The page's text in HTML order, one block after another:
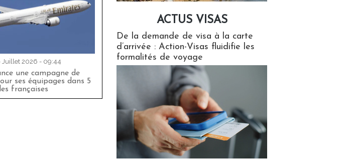
Juillet 2026 - 09:44
une campagne de
ses équipages dans 5
françaises
ACTUS VISAS
De la demande de visa à la carte
d’arrivée : Action-Visas fluidifie les
formalités de voyage